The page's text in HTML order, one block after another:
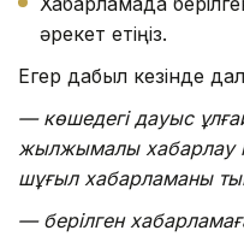
әрекет етіңіз.
Егер дабыл кезінде
— көшедегі дауыс
жылжымалы хабарлау
шұғыл хабарламаны
— берілген